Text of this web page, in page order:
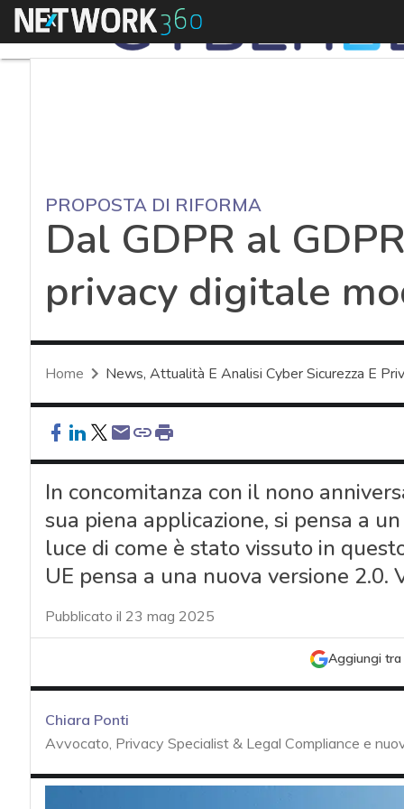
Menu
PROPOSTA DI RIFORMA
Dal GDPR al
privacy digitale
Home News, Attualità E Analisi Cyber Sicurezza E
In concomitanza con il nono
sua piena applicazione, si pensa a
luce di come è stato vissuto in
UE pensa a una nuova versione 2.0.
Pubblicato il 23 mag 2025
Aggiungi tra
Chiara Ponti
Avvocato, Privacy Specialist & Legal Compliance e